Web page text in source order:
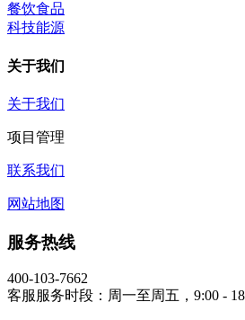
餐饮食品
科技能源
关于我们
关于我们
项目管理
联系我们
网站地图
服务热线
400-103-7662
客服服务时段：周一至周五，9:00 -